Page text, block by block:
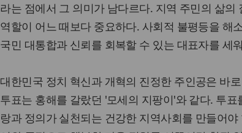
라는 점에서 그 의미가 남다르다. 지역 주민의 삶
역할이 어느 때보다 중요하다. 사회적 불평등을 해
국민 대통합과 신뢰를 회복할 수 있는 대표자를 세
대한민국 정치 혁신과 개혁의 진정한 주인공은 바
투표는 홍해를 갈랐던 '모세의 지팡이'와 같다. 투
랑과 정의가 실천되는 건강한 지역사회를 만들어